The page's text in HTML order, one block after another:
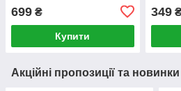
699 ₴
Купити
349
Акційні пропозиції та новинки